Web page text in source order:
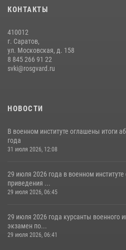
6 июля 2026 года в военном институте
КОНТАКТЫ
410012
г. Саратов,
ул. Московская, д. 158
8 845 266 91 22
svki@rosgvard.ru
НОВОСТИ
В военном институте оглашены итоги
года
31 июля 2026, 12:08
29 июля 2026 года в военном
приведения ...
29 июля 2026, 06:45
29 июля 2026 года курсанты военного
экзамен по...
29 июля 2026, 06:41